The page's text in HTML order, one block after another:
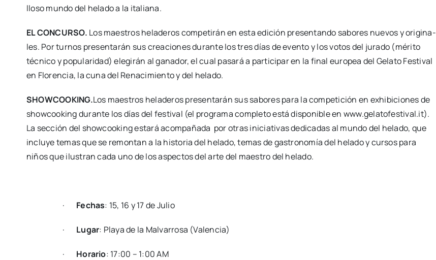
llo­so mun­do del hela­do a la ita­lia­na.
EL CONCURSO. Los maes­tros hela­de­ros com­pe­ti­rán en esta edi­ción pre­sen­tan­do sabo­res nue­vos y ori­gi­na­
les. Por tur­nos pre­sen­ta­rán sus crea­cio­nes duran­te los tres días de even­to y los votos del jura­do (méri­to
téc­ni­co y popu­la­ri­dad) ele­gi­rán al gana­dor, el cual pasa­rá a par­ti­ci­par en la final euro­pea del Gela­to Fes­ti­val
en Flo­ren­cia, la cuna del Rena­ci­mien­to y del hela­do.
SHOWCOOKING.Los maes­tros hela­de­ros pre­sen­ta­rán sus sabo­res para la com­pe­ti­ción en exhi­bi­cio­nes de
show­coo­king duran­te los días del fes­ti­val (el pro­gra­ma com­ple­to está dis­po­ni­ble en www.gelatofestival.it).
La sec­ción del show­coo­king esta­rá acom­pa­ña­da por otras ini­cia­ti­vas dedi­ca­das al mun­do del hela­do, que
inclu­ye temas que se remon­tan a la his­to­ria del hela­do, temas de gas­tro­no­mía del hela­do y cur­sos para
niños que ilus­tran cada uno de los aspec­tos del arte del maes­tro del hela­do.
· Fechas: 15, 16 y 17 de Julio
· Lugar: Pla­ya de la Mal­va­rro­sa (Valen­cia)
· Hora­rio: 17:00 – 1:00 AM